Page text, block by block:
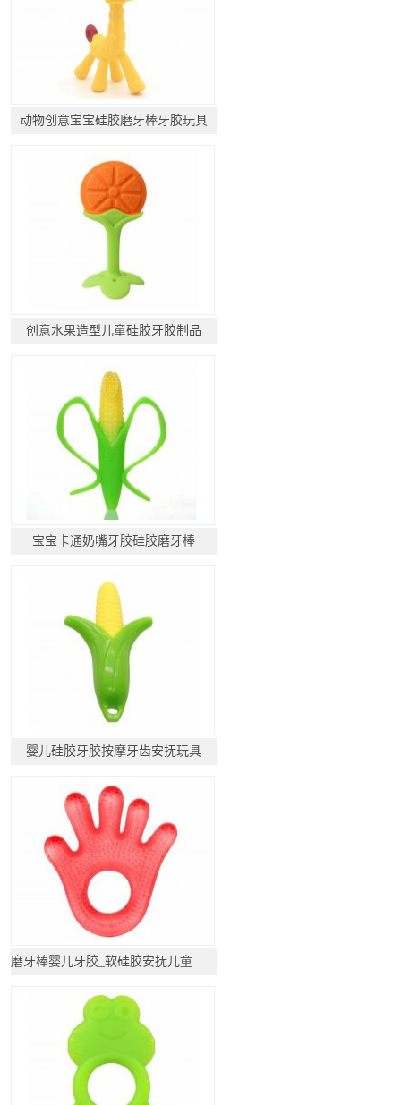
动物创意宝宝硅胶磨牙棒牙胶玩具
创意水果造型儿童硅胶牙胶制品
宝宝卡通奶嘴牙胶硅胶磨牙棒
婴儿硅胶牙胶按摩牙齿安抚玩具
磨牙棒婴儿牙胶_软硅胶安抚儿童玩具